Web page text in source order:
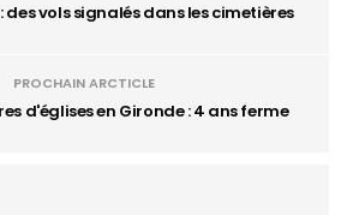
des vols signalés dans les cimetières
PROCHAIN ARCTICLE
d'églises en Gironde : 4 ans ferme